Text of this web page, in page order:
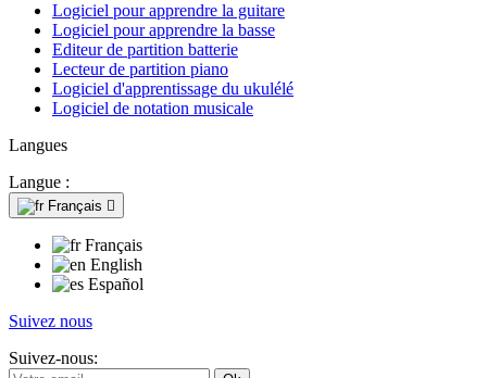
Logiciel pour apprendre la guitare
Logiciel pour apprendre la basse
Editeur de partition batterie
Lecteur de partition piano
Logiciel d'apprentissage du ukulélé
Logiciel de notation musicale
Langues
Langue :
Français 
Français
English
Español
Suivez nous
Suivez-nous: